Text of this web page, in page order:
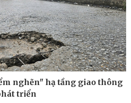
nghẽn" hạ tầng giao thông
triển